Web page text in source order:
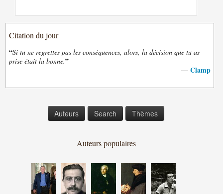
Citation du jour
“Si tu ne regrettes pas les conséquences, alors, la décision que tu as
prise était la bonne.”
— Clamp
Auteurs Search Thèmes
Auteurs populaires